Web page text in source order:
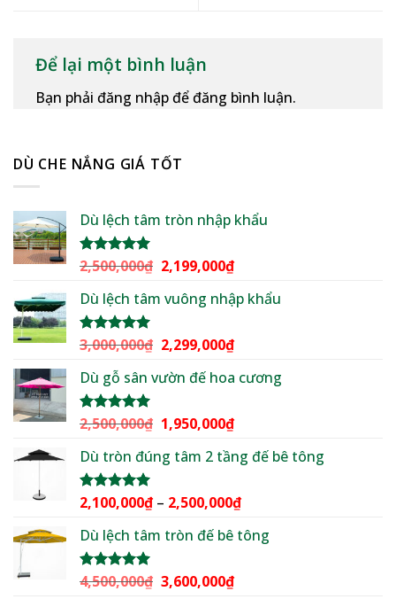
Để lại một bình luận
Bạn phải đăng nhập để đăng bình luận.
DÙ CHE NẮNG GIÁ TỐT
Dù lệch tâm tròn nhập khẩu
Được xếp
5 sao
2,500,000₫ Giá
là:
2,199,000₫Giá
tại
2,199,000₫.
Dù lệch tâm vuông nhập khẩu
Được xếp
5 sao
3,000,000₫ Giá
là:
2,299,000₫Giá
tại
2,299,000₫.
Dù gỗ sân vườn đế hoa cương
Được xếp
5 sao
2,500,000₫ Giá
là:
1,950,000₫Giá
tại
1,950,000₫.
Dù tròn đúng tâm 2 tầng đế bê tông
Được xếp
5 sao
2,100,000₫ – 2,500,000₫Khoảng
từ
Dù lệch tâm tròn đế bê tông
Được xếp
4,500,000₫ Giá
3,600,000₫Giá